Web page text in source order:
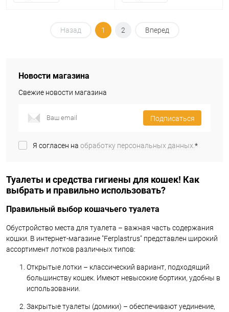
Назад 1 2 Вперед
Новости магазина
Свежие новости магазина
Подписаться
Я согласен на обработку персональных данных.*
Туалеты и средства гигиены для кошек! Как
выбрать и правильно использовать?
Правильный выбор кошачьего туалета
Обустройство места для туалета – важная часть содержания
кошки. В интернет-магазине "Ferplastrus" представлен широкий
ассортимент лотков различных типов:
Открытые лотки – классический вариант, подходящий
большинству кошек. Имеют невысокие бортики, удобны в
использовании.
Закрытые туалеты (домики) – обеспечивают уединение,